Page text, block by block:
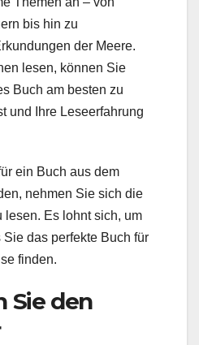
bis hin zu
der Meere.
lesen, können Sie
Buch am besten zu
und Ihre Leseerfahrung
ein Buch aus dem
nehmen Sie sich die
lesen. Es lohnt sich, um
das perfekte Buch für
finden.
Sie den